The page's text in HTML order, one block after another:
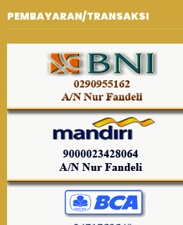
PEMBAYARAN/TRANSAKSI